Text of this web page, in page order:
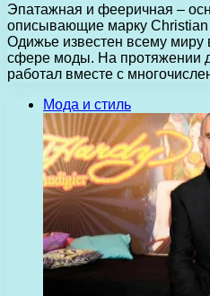
Эпатажная и фееричная –
описывающие марку Christian
Одижье известен всему
сфере моды. На протяжении
работал вместе с
Мода и стиль